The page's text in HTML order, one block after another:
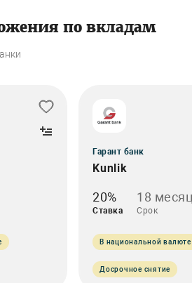
по вкладам
Гарант банк
Kunlik
20%
Ставка
18
Срок
В национальной валюте
Досрочное снятие